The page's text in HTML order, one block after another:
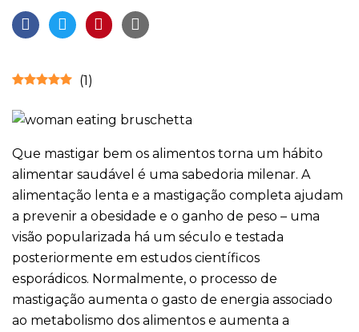
(1)
Que mastigar bem os alimentos torna um hábito
alimentar saudável é uma sabedoria milenar. A
alimentação lenta e a mastigação completa ajudam
a prevenir a obesidade e o ganho de peso – uma
visão popularizada há um século e testada
posteriormente em estudos científicos
esporádicos. Normalmente, o processo de
mastigação aumenta o gasto de energia associado
ao metabolismo dos alimentos e aumenta a